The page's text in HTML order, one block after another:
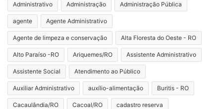
Administrativo Administração Administração Pública
agente Agente Administrativo
Agente de limpeza e conservação Alta Floresta do Oeste - RO
Alto Paraíso -RO Ariquemes/RO Assistente Administrativo
Assistente Social Atendimento ao Público
Auxiliar Administrativo auxílio-alimentação Buritis - RO
Cacaulândia/RO Cacoal/RO cadastro reserva